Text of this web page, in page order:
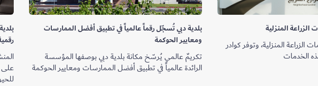
الزراعة المنزلية
الزراعة المنزلية، وتوفر كوادر
الخدمات
بلدية دبي تُسجّل رقماً عالمياً في تطبيق أفضل الممارسات
ومعايير الحوكمة
تكريمٌ عالمي يُرسّخ مكانة بلدية دبي بوصفها المؤسسة
الرائدة عالمياً في تطبيق أفضل الممارسات ومعايير الحوكمة
على